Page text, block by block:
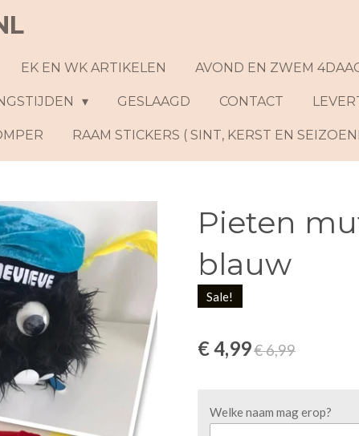
EK EN WK ARTIKELEN AVOND EN ZWEM
GESLAAGD CONTACT
RAAM STICKERS ( SINT, KERST EN
Pieten
blauw
Sale!
€ 4,99€ 6,99
Welke naam mag erop?